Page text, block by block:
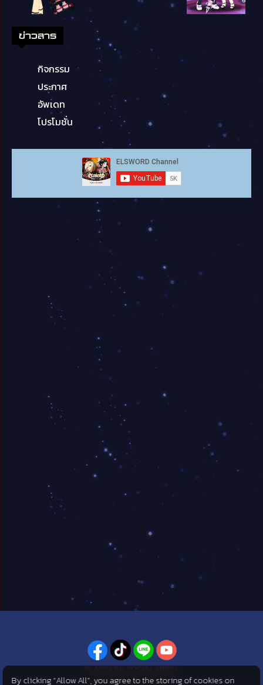
ข่าวสาร
กิจกรรม
ประกาศ
อัพเดท
โปรโมชั่น
PLAYPARK SOCIAL MEDIA
ไม่พลาดทุกข่าวสารจาก PlayPark
By clicking “Allow All”, you agree to the storing of cookies on